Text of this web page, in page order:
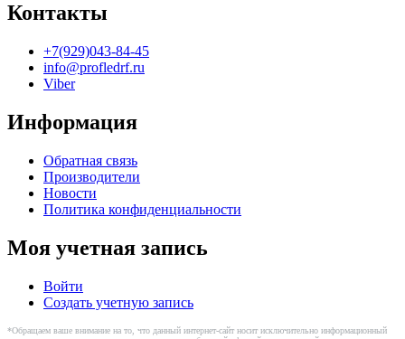
Контакты
+7(929)043-84-45
info@profledrf.ru
Viber
Информация
Обратная связь
Производители
Новости
Политика конфиденциальности
Моя учетная запись
Войти
Создать учетную запись
*Обращаем ваше внимание на то, что данный интернет-сайт носит исключительно информационный